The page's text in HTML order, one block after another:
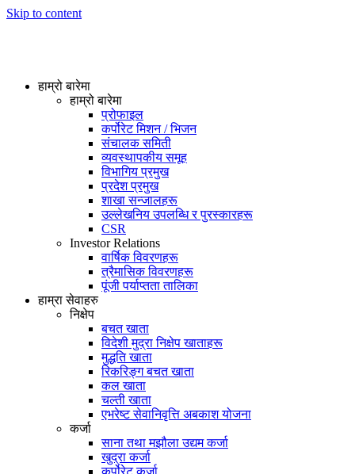
Skip to content
हाम्रो बारेमा
हाम्रो बारेमा
प्रोफाइल
कर्पोरेट मिशन / भिजन
संचालक समिती
व्यवस्थापकीय समूह
विभागिय प्रमुख
प्रदेश प्रमुख
शाखा सन्जालहरू
उल्लेखनिय उपलब्धि र पुरस्कारहरू
CSR
Investor Relations
वार्षिक विवरणहरू
त्रैमासिक विवरणहरू
पूंजी पर्याप्तता तालिका
हाम्रा सेवाहरु
निक्षेप
बचत खाता
विदेशी मुद्रा निक्षेप खाताहरू
मुद्धति खाता
रिकरिङ्ग बचत खाता
कल खाता
चल्ती खाता
एभरेष्ट सेवानिवृत्ति अबकाश योजना
कर्जा
साना तथा मझौला उद्यम कर्जा
खुद्रा कर्जा
कर्पोरेट कर्जा